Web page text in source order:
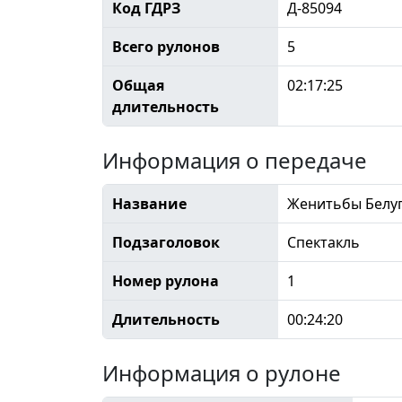
Код ГДРЗ
Д-85094
Всего рулонов
5
Общая
длительность
02:17:25
Информация о передаче
Название
Женитьбы
Подзаголовок
Спектакль
Номер рулона
1
Длительность
00:24:20
Информация о рулоне